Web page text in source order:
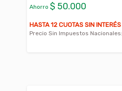
Ahorro $ 50.000
HASTA 12 CUOTAS SIN INTERÉS
Precio Sin Impuestos Nacionales: